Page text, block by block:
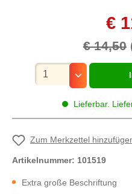
€
€ 14,50
Lieferbar.
Mengenauswahl
Zum Merkzettel
Artikelnummer: 101519
Extra große Beschriftung